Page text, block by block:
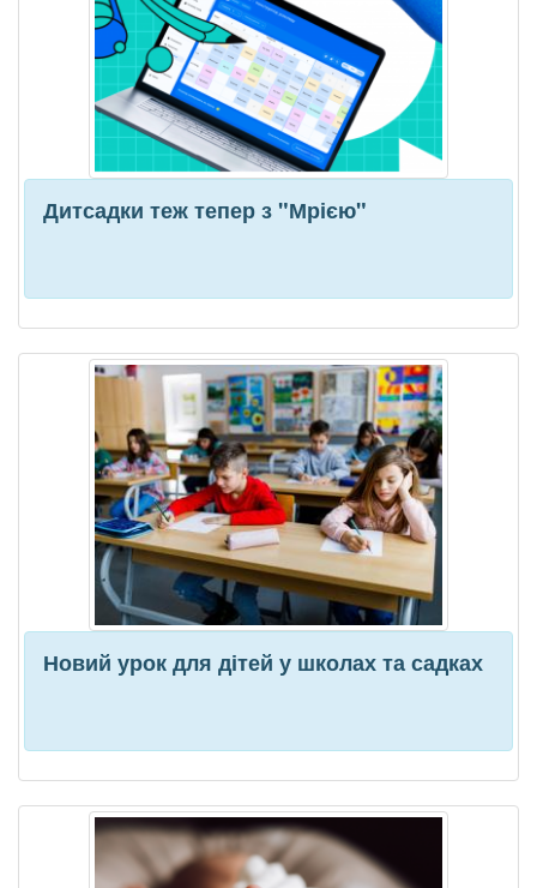
Дитсадки теж тепер з "Мрією"
Новий урок для дітей у школах та садках